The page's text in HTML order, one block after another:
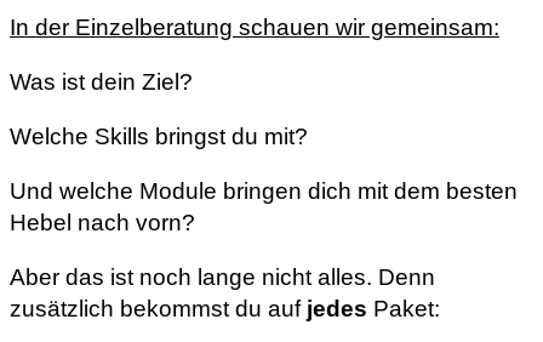
In der Einzelberatung schauen wir gemeinsam:
Was ist dein Ziel?
Welche Skills bringst du mit?
Und welche Module bringen dich mit dem besten
Hebel nach vorn?
Aber das ist noch lange nicht alles. Denn
zusätzlich bekommst du auf jedes Paket: